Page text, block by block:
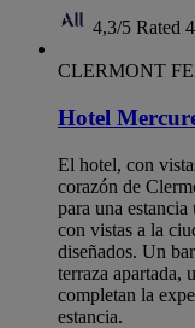
4,3/5 Rated
CLERMONT
Hotel
El hotel, con
corazón de
para una
con vistas a la
diseñados. Un
terraza apartada,
completan la
estancia.